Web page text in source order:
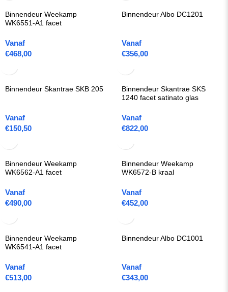
Binnendeur Weekamp
WK6551-A1 facet
Vanaf
€468,00
Binnendeur Albo DC1201
Vanaf
€356,00
Binnendeur Skantrae SKB 205
Vanaf
€150,50
Binnendeur Skantrae SKS
1240 facet satinato glas
Vanaf
€822,00
Binnendeur Weekamp
WK6562-A1 facet
Vanaf
€490,00
Binnendeur Weekamp
WK6572-B kraal
Vanaf
€452,00
Binnendeur Weekamp
WK6541-A1 facet
Vanaf
€513,00
Binnendeur Albo DC1001
Vanaf
€343,00